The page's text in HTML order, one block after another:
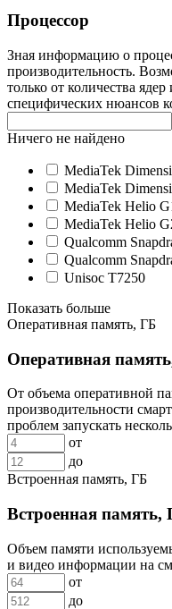
Процессор
Зная информацию о
производительность.
только от количества
специфических нюансов
Ничего не найдено
MediaTek
MediaTek
MediaTek Helio
MediaTek Helio
Qualcomm
Qualcomm
Unisoc T7250
Показать больше
Оперативная память, ГБ
Оперативная
От объема оперативной
производительности
проблем запускать
от
до
Встроенная память, ГБ
Встроенная память,
Объем памяти
и видео информации на
от
до